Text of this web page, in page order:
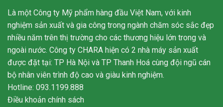
Là một Công ty Mỹ phẩm hàng đầu Việt Nam, với kinh
nghiệm sản xuất và gia công trong ngành chăm sóc sắc đẹp
nhiều năm trên thị trường cho các thương hiệu lớn trong và
ngoài nước. Công ty CHARA hiện có 2 nhà máy sản xuất
được đặt tại: TP Hà Nội và TP Thanh Hoá cùng đội ngũ cán
bộ nhân viên trình độ cao và giàu kinh nghiệm.
Hotline: 093.1199.888
Điều khoản chính sách